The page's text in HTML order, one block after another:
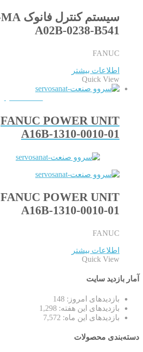
سیستم کنترل فانوک 18i-MA
A02B-0238-B541
FANUC
اطلاعات بیشتر
Quick View
FANUC POWER UNIT
A16B-1310-0010-01
FANUC POWER UNIT
A16B-1310-0010-01
FANUC
اطلاعات بیشتر
Quick View
آمار بازدید سایت
بازدیدهای امروز: 148
بازدیدهای این هفته: 1,298
بازدیدهای این ماه: 7,572
دسته‌بندی محصولات